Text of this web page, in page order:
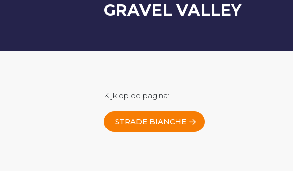
GRAVEL VALLEY
Kijk op de pagina:
STRADE BIANCHE